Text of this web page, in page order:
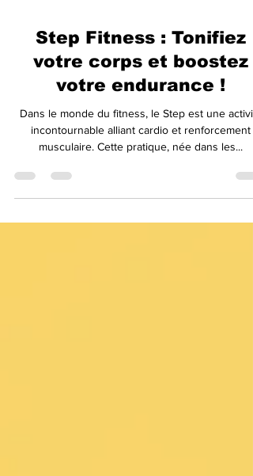
Step Fitness : Tonifiez
votre corps et boostez
votre endurance !
Dans le monde du fitness, le Step est une
incontournable alliant cardio et renforcement
musculaire. Cette pratique, née dans les...